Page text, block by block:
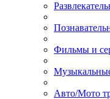
Фильмы и
Авто/Мото